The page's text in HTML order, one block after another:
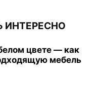
ИНТЕРЕСНО
цвете — как
мебель